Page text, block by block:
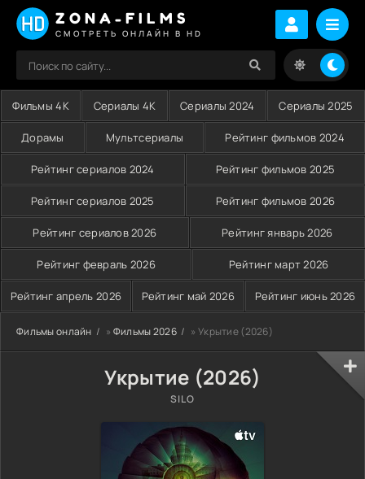
ZONA-FILMS
СМОТРЕТЬ ОНЛАЙН В HD
Фильмы 4K Сериалы 4K Сериалы 2024 Сериалы 2025
Дорамы Мультсериалы Рейтинг фильмов 2024
Рейтинг сериалов 2024 Рейтинг фильмов 2025
Рейтинг сериалов 2025 Рейтинг фильмов 2026
Рейтинг сериалов 2026 Рейтинг январь 2026
Рейтинг февраль 2026 Рейтинг март 2026
Рейтинг апрель 2026 Рейтинг май 2026 Рейтинг июнь 2026
Фильмы онлайн » Фильмы 2026 » Укрытие (2026)
Укрытие (2026)
SILO